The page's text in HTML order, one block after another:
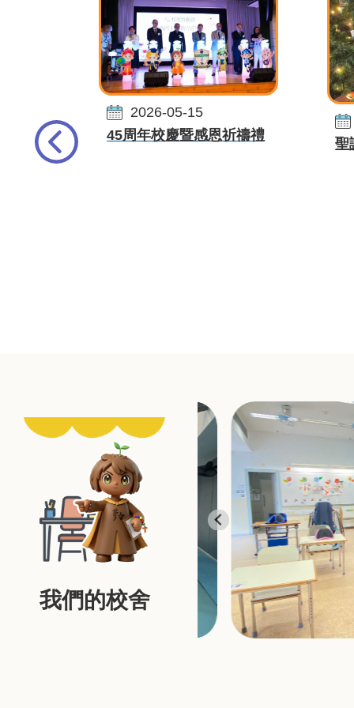
2026-05-15
45周年校慶暨感恩祈禱禮
聖
我們的校舍